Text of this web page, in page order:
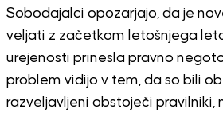
Sobodajalci opozarjajo, da je
veljati z začetkom letošnjega
urejenosti prinesla pravno
problem vidijo v tem, da so bili
razveljavljeni obstoječi pravilniki,